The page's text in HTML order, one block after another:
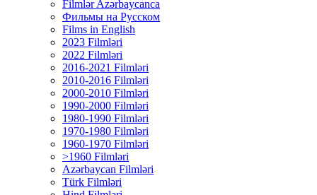
Filmlər Azərbaycanca
Фильмы на Русском
Films in English
2023 Filmləri
2022 Filmləri
2016-2021 Filmləri
2010-2016 Filmləri
2000-2010 Filmləri
1990-2000 Filmləri
1980-1990 Filmləri
1970-1980 Filmləri
1960-1970 Filmləri
>1960 Filmləri
Azərbaycan Filmləri
Türk Filmləri